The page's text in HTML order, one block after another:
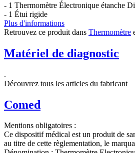
- 1 Thermomètre Électronique étanche
- 1 Étui rigide
Plus d'informations
Retrouvez ce produit dans Thermomètre
Matériel de diagnostic
.
Découvrez tous les articles du fabricant
Comed
Mentions obligatoires :
Ce dispositif médical est un produit de
au titre de cette règlementation, le